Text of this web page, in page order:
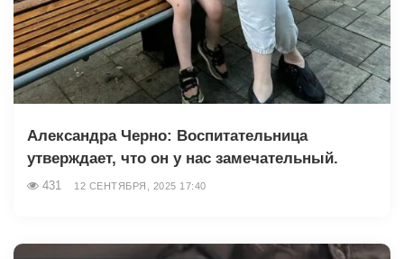
Александра Черно: Воспитательница
утверждает, что он у нас замечательный.
431 12 СЕНТЯБРЯ, 2025 17:40